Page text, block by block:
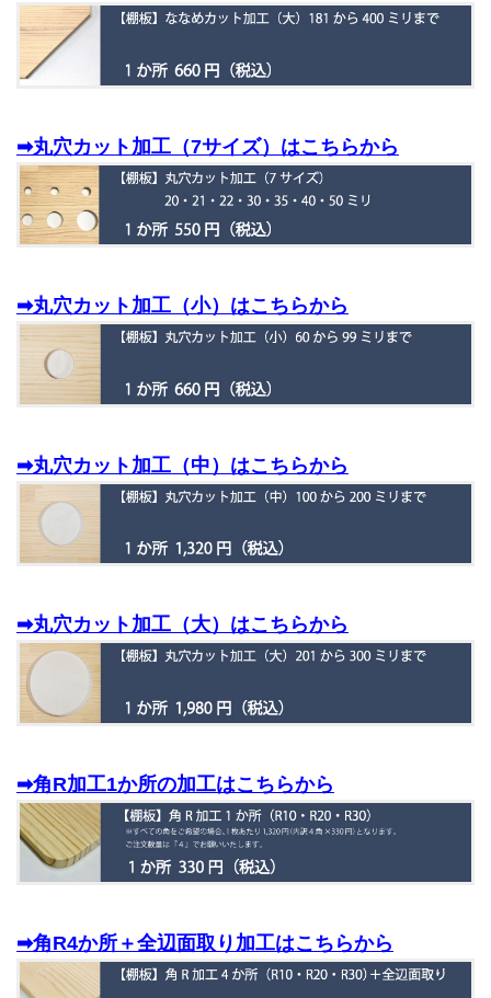
➡丸穴カット加工（7サイズ）はこちらから
➡丸穴カット加工（小）はこちらから
➡丸穴カット加工（中）はこちらから
➡丸穴カット加工（大）はこちらから
➡角R加工1か所の加工はこちらから
➡角R4か所＋全辺面取り加工はこちらから